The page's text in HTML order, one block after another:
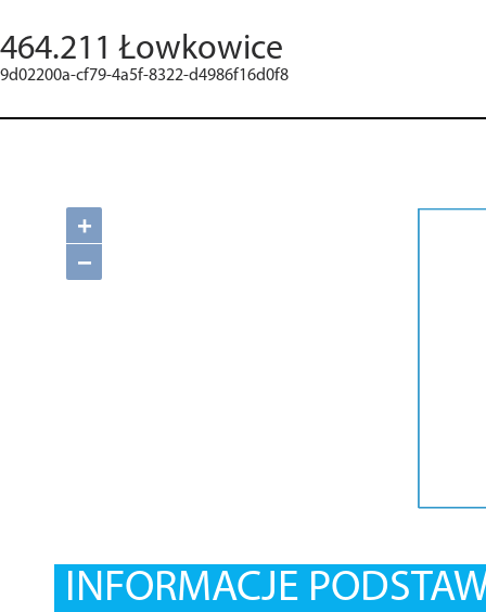
464.211 Łowkowice
9d02200a-cf79-4a5f-8322-d4986f16d0f8
+
−
INFORMACJE